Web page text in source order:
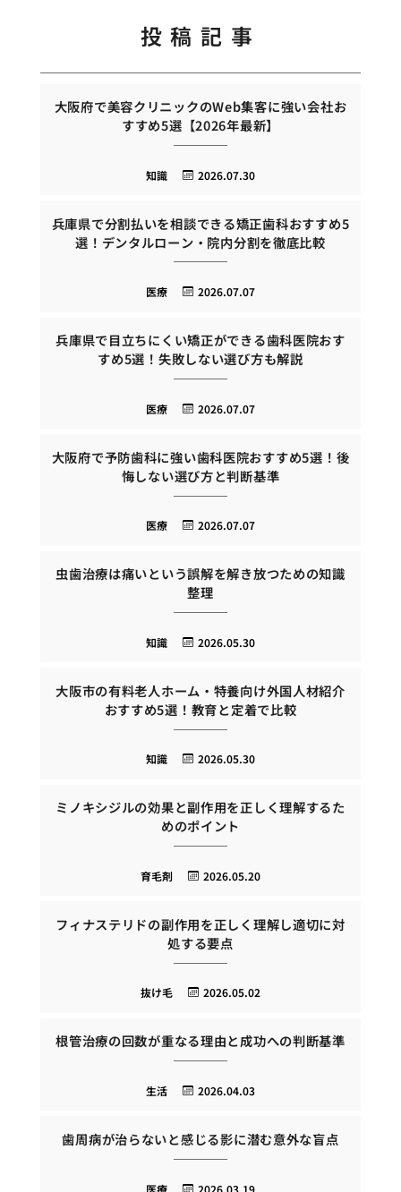
投稿記事
大阪府で美容クリニックのWeb集客に強い会社お
すすめ5選【2026年最新】
2026.07.30
知識
兵庫県で分割払いを相談できる矯正歯科おすすめ5
選！デンタルローン・院内分割を徹底比較
2026.07.07
医療
兵庫県で目立ちにくい矯正ができる歯科医院おす
すめ5選！失敗しない選び方も解説
2026.07.07
医療
大阪府で予防歯科に強い歯科医院おすすめ5選！後
悔しない選び方と判断基準
2026.07.07
医療
虫歯治療は痛いという誤解を解き放つための知識
整理
2026.05.30
知識
大阪市の有料老人ホーム・特養向け外国人材紹介
おすすめ5選！教育と定着で比較
2026.05.30
知識
ミノキシジルの効果と副作用を正しく理解するた
めのポイント
2026.05.20
育毛剤
フィナステリドの副作用を正しく理解し適切に対
処する要点
2026.05.02
抜け毛
根管治療の回数が重なる理由と成功への判断基準
2026.04.03
生活
歯周病が治らないと感じる影に潜む意外な盲点
2026.03.19
医療